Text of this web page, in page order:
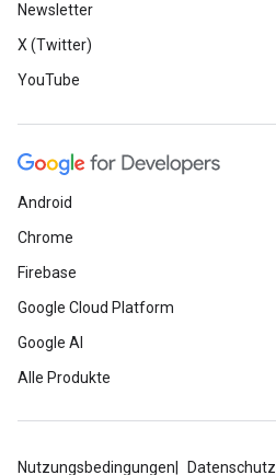
Newsletter
X (Twitter)
YouTube
Android
Chrome
Firebase
Google Cloud Platform
Google AI
Alle Produkte
Nutzungsbedingungen Datenschutz